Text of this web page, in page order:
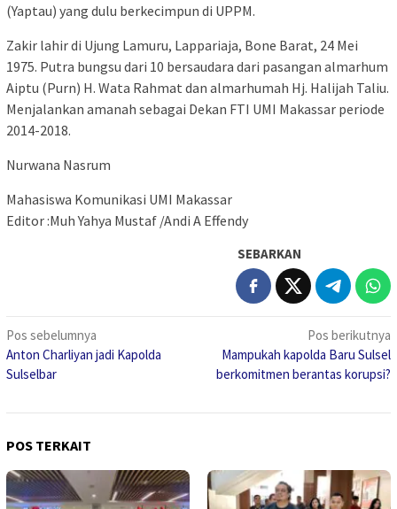
(Yaptau) yang dulu berkecimpun di UPPM.
Zakir lahir di Ujung Lamuru, Lappariaja, Bone Barat, 24 Mei
1975. Putra bungsu dari 10 bersaudara dari pasangan almarhum
Aiptu (Purn) H. Wata Rahmat dan almarhumah Hj. Halijah Taliu.
Menjalankan amanah sebagai Dekan FTI UMI Makassar periode
2014-2018.
Nurwana Nasrum
Mahasiswa Komunikasi UMI Makassar
Editor :Muh Yahya Mustaf /Andi A Effendy
SEBARKAN
Navigasi
pos
Pos sebelumnya
Anton Charliyan jadi Kapolda
Sulselbar
Pos berikutnya
Mampukah kapolda Baru Sulsel
berkomitmen berantas korupsi?
POS TERKAIT